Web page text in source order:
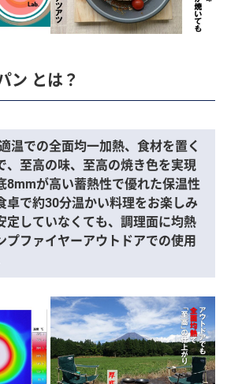
ン とは？
温での全面均一加熱、食材を置く
、至高の味、至高の焼き色を実現
8mmが高い蓄熱性で優れた保温性
卓で約30分温かい料理をお楽しみ
定していなくても、調理面に均熱
プファイヤーアウトドアでの使用